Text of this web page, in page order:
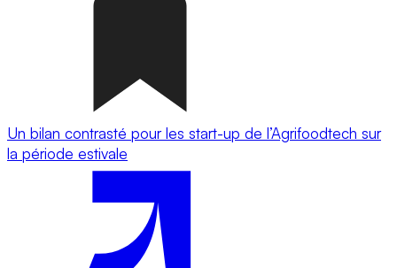
Un bilan contrasté pour les start-up de l’Agrifoodtech sur
la période estivale